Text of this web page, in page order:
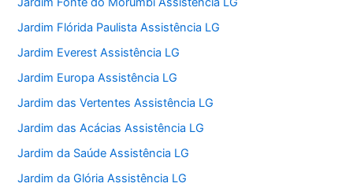
Jardim Flórida Paulista Assistência LG
Jardim Everest Assistência LG
Jardim Europa Assistência LG
Jardim das Vertentes Assistência LG
Jardim das Acácias Assistência LG
Jardim da Saúde Assistência LG
Jardim da Glória Assistência LG